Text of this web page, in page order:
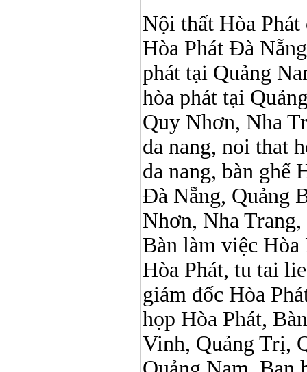
Nội thất Hòa
Hòa Phát Đà
phát tại Quảng
hòa phát tại
Quy Nhơn, Nha
da nang, noi that
da nang, bàn ghế
Đà Nẵng, Quảng
Nhơn, Nha
Bàn làm việc Hòa
Hòa Phát, tu tai
giám đốc Hòa
họp Hòa Phát,
Vinh, Quảng Trị,